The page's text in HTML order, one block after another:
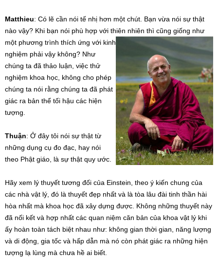
Matthieu: Có lẽ cần nói tế nhị hơn một chút. Bạn vừa nói sự thật
nào vậy? Khi bạn nói phù hợp với thiên nhiên thì cũng giống như
một phương trình thích ứng với kinh
nghiệm phải vậy không? Như
chúng ta đã thảo luận, việc thử
nghiệm khoa học, không cho phép
chúng ta nói rằng chúng ta đã phát
giác ra bản thể tối hậu các hiện
tượng.
Thuận: Ở đây tôi nói sự thật từ
những dụng cụ đo đạc, hay nói
theo Phật giáo, là sự thật quy ước.
Hãy xem lý thuyết tương đối của Einstein, theo ý kiến chung của
các nhà vật lý, đó là thuyết đẹp nhất và là tòa lâu đài tinh thần hài
hòa nhất mà khoa học đã xây dựng được. Không những thuyết này
đã nối kết và hợp nhất các quan niệm căn bản của khoa vật lý khi
ấy hoàn toàn tách biệt nhau như: không gian thời gian, năng lượng
và di động, gia tốc và hấp dẫn mà nó còn phát giác ra những hiện
tượng lạ lùng mà chưa hề ai biết.